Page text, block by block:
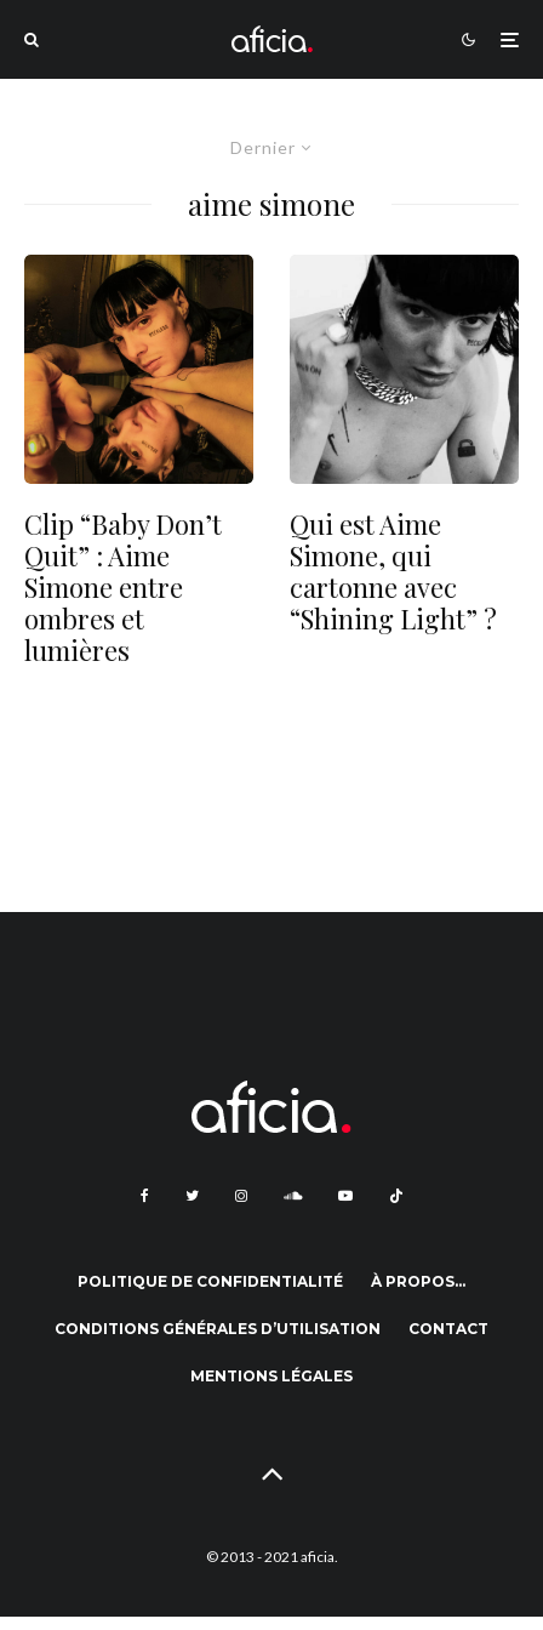
Dernier
aime simone
Clip “Baby Don’t
Quit” : Aime
Simone entre
ombres et
lumières
Qui est Aime
Simone, qui
cartonne avec
“Shining Light” ?
POLITIQUE DE CONFIDENTIALITÉ À PROPOS…
CONDITIONS GÉNÉRALES D’UTILISATION CONTACT
MENTIONS LÉGALES
© 2013 - 2021 aficia.